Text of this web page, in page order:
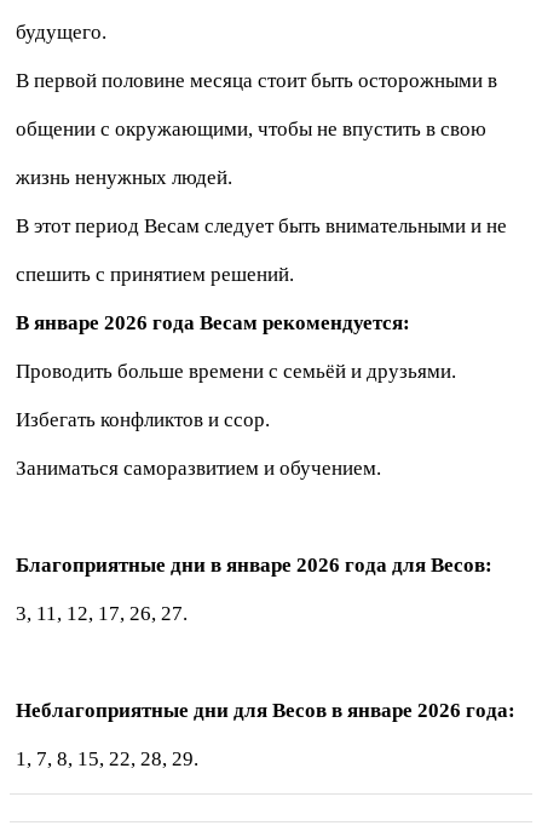
будущего.
В первой половине месяца стоит быть осторожными в
общении с окружающими, чтобы не впустить в свою
жизнь ненужных людей.
В этот период Весам следует быть внимательными и не
спешить с принятием решений.
В январе 2026 года Весам рекомендуется:
Проводить больше времени с семьёй и друзьями.
Избегать конфликтов и ссор.
Заниматься саморазвитием и обучением.
Благоприятные дни в январе 2026 года для Весов:
3, 11, 12, 17, 26, 27.
Неблагоприятные дни для Весов в январе 2026 года:
1, 7, 8, 15, 22, 28, 29.